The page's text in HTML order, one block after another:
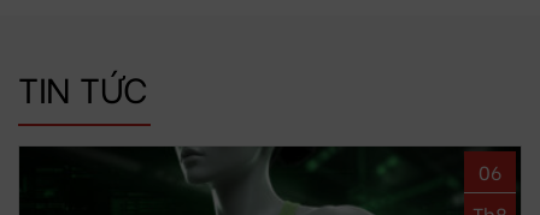
TIN TỨC
06